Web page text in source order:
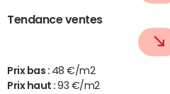
Tendance ventes
Prix bas : 48 €/m2
Prix haut :93 €/m2